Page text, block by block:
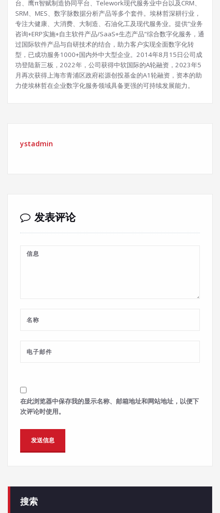
台、鹰π智赋制造协同平台、Telework现代服务业中台以及CRM、
SRM、MES、数字脉数据分析产品等多个套件。埃林哲深耕行业，
专注大健康、大消费、大制造、石油化工及现代服务业。提供“业务
咨询+ERP实施+自主软件产品/SaaS+生态产品”综合数字化服务，通
过国际软件产品与自研技术的结合，助力客户实现全面数字化转
型，已成功服务1000+国内外中大型企业。2014年8月15日公司成
功登陆新三板，2022年，公司获得中软国际的A轮融资，2023年5
月再次获得上海市青浦区政府崧源创投基金的A1轮融资，资本的助
力使埃林哲在企业数字化服务领域具备更强的可持续发展能力。
ystadmin
发表评论
在此浏览器中保存我的显示名称、邮箱地址和网站地址，以便下
次评论时使用。
搜索